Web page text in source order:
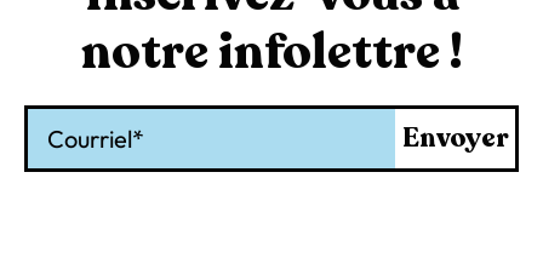
notre infolettre !
Envoyer